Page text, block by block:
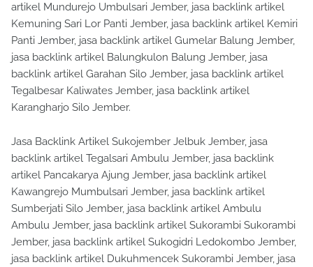
artikel Mundurejo Umbulsari Jember, jasa backlink artikel
Kemuning Sari Lor Panti Jember, jasa backlink artikel Kemiri
Panti Jember, jasa backlink artikel Gumelar Balung Jember,
jasa backlink artikel Balungkulon Balung Jember, jasa
backlink artikel Garahan Silo Jember, jasa backlink artikel
Tegalbesar Kaliwates Jember, jasa backlink artikel
Karangharjo Silo Jember.
Jasa Backlink Artikel Sukojember Jelbuk Jember, jasa
backlink artikel Tegalsari Ambulu Jember, jasa backlink
artikel Pancakarya Ajung Jember, jasa backlink artikel
Kawangrejo Mumbulsari Jember, jasa backlink artikel
Sumberjati Silo Jember, jasa backlink artikel Ambulu
Ambulu Jember, jasa backlink artikel Sukorambi Sukorambi
Jember, jasa backlink artikel Sukogidri Ledokombo Jember,
jasa backlink artikel Dukuhmencek Sukorambi Jember, jasa